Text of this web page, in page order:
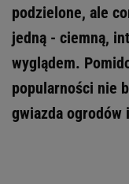
podzielone, ale
jedną - ciemną,
wyglądem.
popularności nie
gwiazda ogrodów